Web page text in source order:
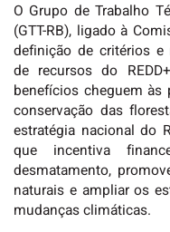
O Grupo de Trabalho
(GTT-RB), ligado à
definição de critérios
de recursos do
benefícios cheguem
conservação das
estratégia nacional do
que incentiva
desmatamento,
naturais e ampliar os
mudanças climáticas.